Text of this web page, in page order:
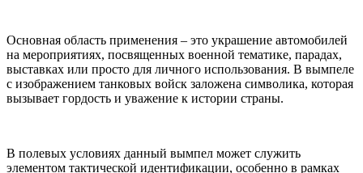
Основная область применения – это украшение автомобилей
на мероприятиях, посвященных военной тематике, парадах,
выставках или просто для личного использования. В вымпеле
с изображением танковых войск заложена символика, которая
вызывает гордость и уважение к истории страны.
В полевых условиях данный вымпел может служить
элементом тактической идентификации, особенно в рамках